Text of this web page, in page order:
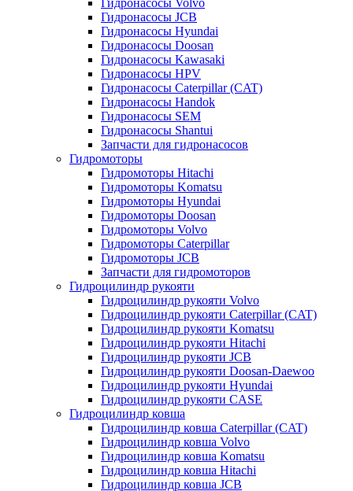
Гидронасосы JCB
Гидронасосы Hyundai
Гидронасосы Doosan
Гидронасосы Kawasaki
Гидронасосы HPV
Гидронасосы Caterpillar (CAT)
Гидронасосы Handok
Гидронасосы SEM
Гидронасосы Shantui
Запчасти для гидронасосов
Гидромоторы
Гидромоторы Hitachi
Гидромоторы Komatsu
Гидромоторы Hyundai
Гидромоторы Doosan
Гидромоторы Volvo
Гидромоторы Caterpillar
Гидромоторы JCB
Запчасти для гидромоторов
Гидроцилиндр рукояти
Гидроцилиндр рукояти Volvo
Гидроцилиндр рукояти Caterpillar (CAT)
Гидроцилиндр рукояти Komatsu
Гидроцилиндр рукояти Hitachi
Гидроцилиндр рукояти JCB
Гидроцилиндр рукояти Doosan-Daewoo
Гидроцилиндр рукояти Hyundai
Гидроцилиндр рукояти CASE
Гидроцилиндр ковша
Гидроцилиндр ковша Caterpillar (CAT)
Гидроцилиндр ковша Volvo
Гидроцилиндр ковша Komatsu
Гидроцилиндр ковша Hitachi
Гидроцилиндр ковша JCB